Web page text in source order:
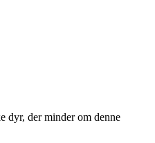
dyr, der minder om denne